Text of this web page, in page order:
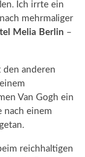
Ich irrte ein
mehrmaliger
Melia Berlin –
den anderen
Van Gogh ein
nach einem
reichhaltigen